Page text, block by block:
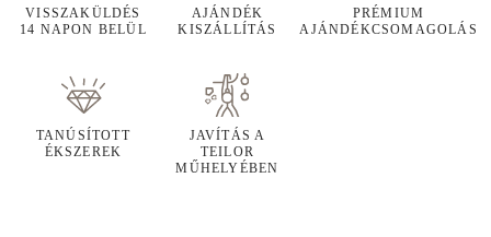
VISSZAKÜLDÉS
14 NAPON BELÜL
AJÁNDÉK
KISZÁLLÍTÁS
PRÉMIUM
AJÁNDÉKCSOMAGOLÁS
TANÚSÍTOTT
ÉKSZEREK
JAVÍTÁS A
TEILOR
MŰHELYÉBEN